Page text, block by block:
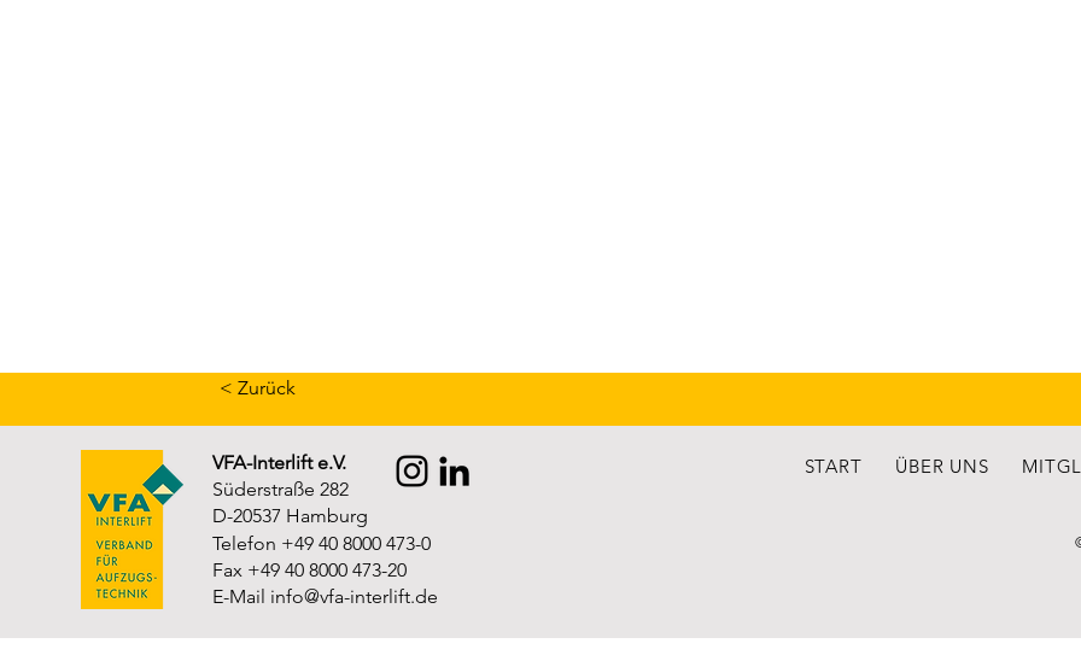
< Zurück
VFA-Interlift e.V.
Süderstraße 282
D-20537 Hamburg
Telefon +49 40 8000 473-0
Fax +49 40 8000 473-20
E-Mail info@vfa-interlift.de
START ÜBER UNS